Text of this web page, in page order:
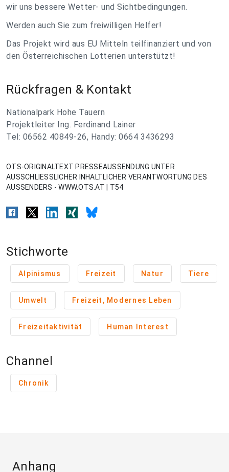
wir uns bessere Wetter- und Sichtbedingungen.
Werden auch Sie zum freiwilligen Helfer!
Das Projekt wird aus EU Mitteln teilfinanziert und von
den Österreichischen Lotterien unterstützt!
Rückfragen & Kontakt
Nationalpark Hohe Tauern
Projektleiter Ing. Ferdinand Lainer
Tel: 06562 40849-26, Handy: 0664 3436293
OTS-ORIGINALTEXT PRESSEAUSSENDUNG UNTER
AUSSCHLIESSLICHER INHALTLICHER VERANTWORTUNG DES
AUSSENDERS - WWW.OTS.AT | T54
Stichworte
Alpinismus Freizeit Natur Tiere
Umwelt Freizeit, Modernes Leben
Freizeitaktivität Human Interest
Channel
Chronik
Anhang